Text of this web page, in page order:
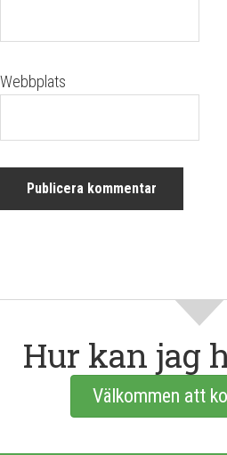
Webbplats
Hur kan jag
Välkommen att